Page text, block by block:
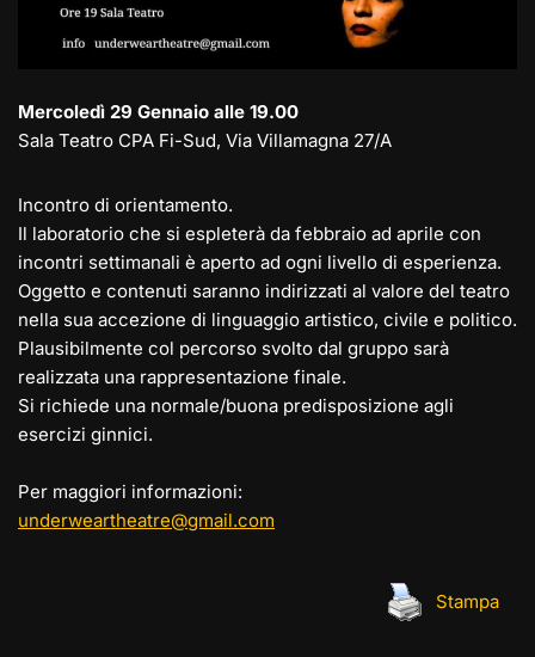
Mercoledì 29 Gennaio alle 19.00
Sala Teatro CPA Fi-Sud, Via Villamagna 27/A
Incontro di orientamento.
Il laboratorio che si espleterà da febbraio ad aprile con
incontri settimanali è aperto ad ogni livello di esperienza.
Oggetto e contenuti saranno indirizzati al valore del teatro
nella sua accezione di linguaggio artistico, civile e politico.
Plausibilmente col percorso svolto dal gruppo sarà
realizzata una rappresentazione finale.
Si richiede una normale/buona predisposizione agli
esercizi ginnici.
Per maggiori informazioni:
underweartheatre@gmail.com
Stampa